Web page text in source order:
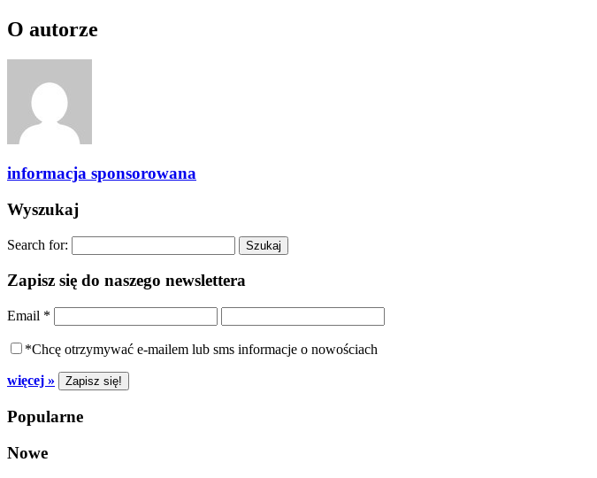
O autorze
informacja sponsorowana
Wyszukaj
Search for:
Zapisz się do naszego newslettera
Email *
*Chcę otrzymywać e-mailem lub sms informacje o nowościach
więcej »
Popularne
Nowe